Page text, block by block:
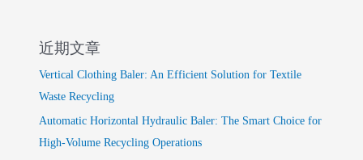
近期文章
Vertical Clothing Baler: An Efficient Solution for Textile
Waste Recycling
Automatic Horizontal Hydraulic Baler: The Smart Choice for
High-Volume Recycling Operations